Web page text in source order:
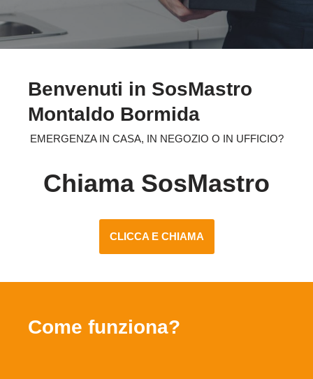
Benvenuti in SosMastro
Montaldo Bormida
EMERGENZA IN CASA, IN NEGOZIO O IN UFFICIO?
Chiama SosMastro
CLICCA E CHIAMA
Come funziona?